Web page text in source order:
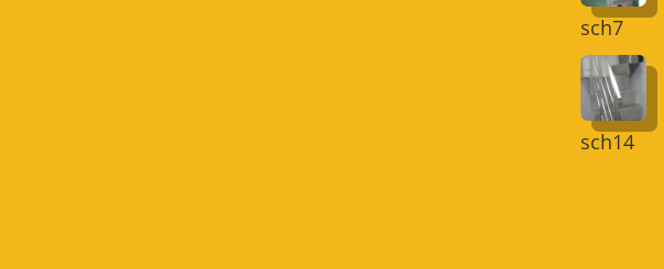
sch7
sch14